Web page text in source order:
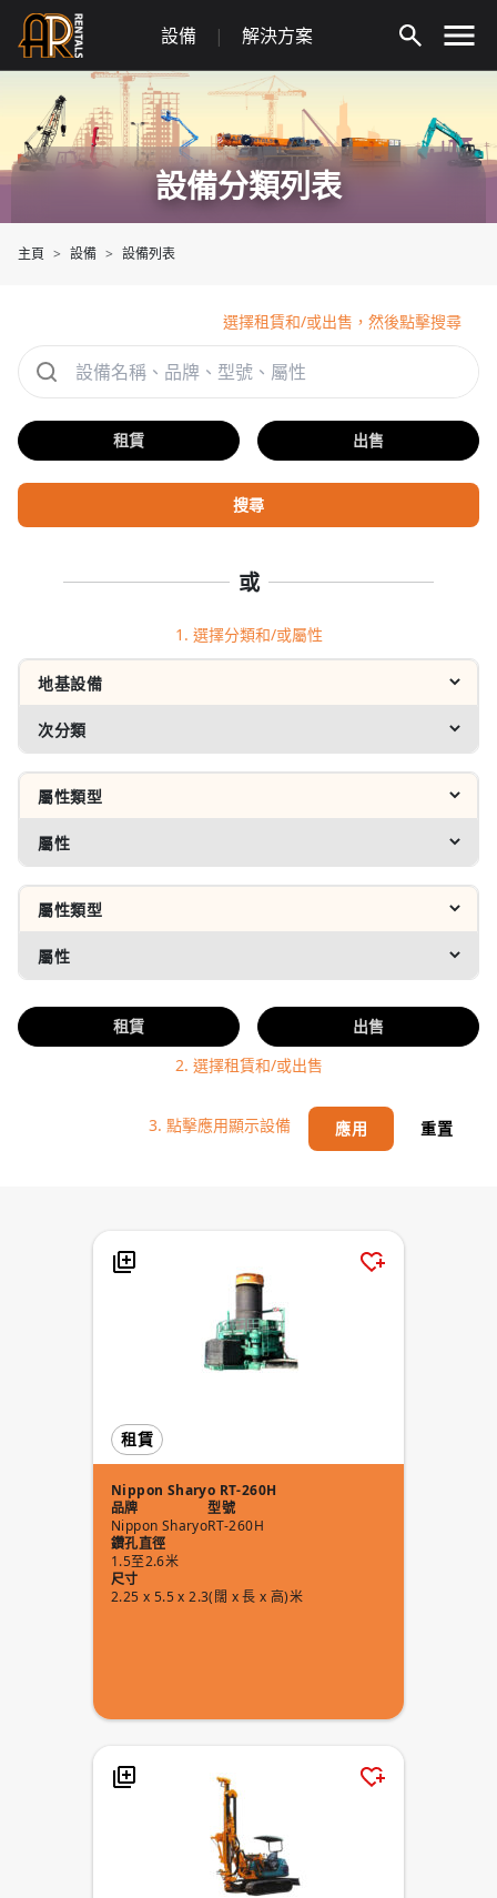
Skip
content
設備 | 解決方案
設備分類列表
主頁 設備 設備列表
選擇租賃和/或出售，然後點擊搜尋
租賃 出售
搜尋
或
1. 選擇分類和/或屬性
租賃
出售
2. 選擇租賃和/或出售
3. 點擊應用顯示設備 應用 重置
租賃
Nippon Sharyo RT-260H
品牌
Nippon Sharyo
型號
RT-260H
鑽孔直徑
1.5至2.6米
尺寸
2.25 x 5.5 x 2.3(闊 x 長 x 高)米